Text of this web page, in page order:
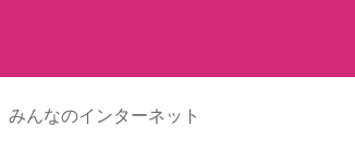
みんなのインターネット